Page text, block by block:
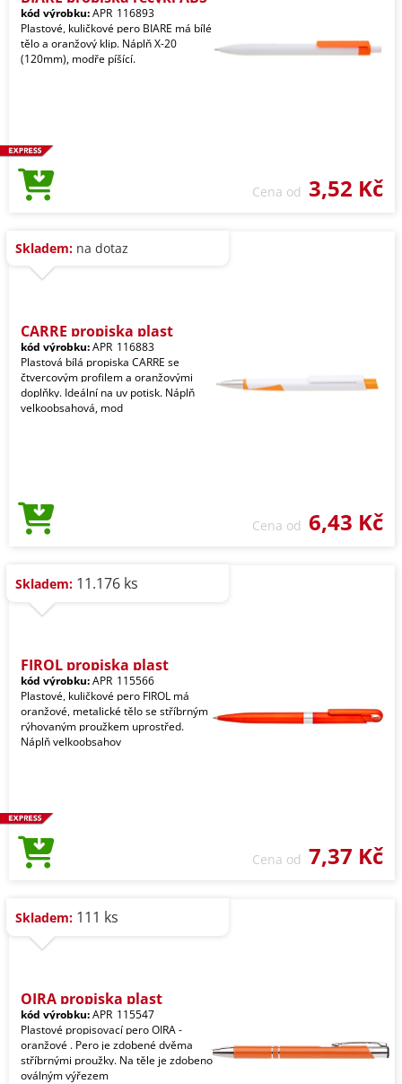
kód výrobku:APR_116893
Plastové, kuličkové pero BIARE má bílé
tělo a oranžový klip. Náplň X-20
(120mm), modře píšící.
Cena od 3,52 Kč
Skladem: na dotaz
CARRE propiska plast
kód výrobku:APR_116883
Plastová bílá propiska CARRE se
čtvercovým profilem a oranžovými
doplňky. Ideální na uv potisk. Náplň
velkoobsahová, mod
Cena od 6,43 Kč
Skladem: 11.176 ks
FIROL propiska plast
kód výrobku:APR_115566
Plastové, kuličkové pero FIROL má
oranžové, metalické tělo se stříbrným
rýhovaným proužkem uprostřed.
Náplň velkoobsahov
Cena od 7,37 Kč
Skladem: 111 ks
OIRA propiska plast
kód výrobku:APR_115547
Plastové propisovací pero OIRA -
oranžové . Pero je zdobené dvěma
stříbrnými proužky. Na těle je zdobeno
oválným výřezem